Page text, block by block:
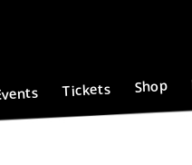
Tickets Shop